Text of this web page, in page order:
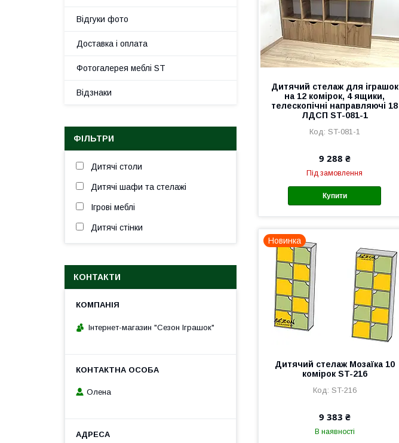
Дитячий стелаж для іграшок
на 12 комірок, 4 ящики,
телескопічні направляючі 18
ЛДСП ST-081-1
ST-081-1
9 288 ₴
Під замовлення
Купити
Новинка
Дитячий стелаж Мозаїка 10
комірок ST-216
ST-216
9 383 ₴
В наявності
Відгуки фото
Доставка і оплата
Фотогалерея меблі ST
Відзнаки
ФІЛЬТРИ
Дитячі столи
Дитячі шафи та стелажі
Ігрові меблі
Дитячі стінки
КОНТАКТИ
Інтернет-магазин "Сезон Іграшок"
Олена